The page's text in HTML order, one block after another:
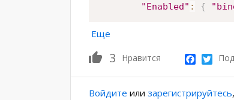
"Enabled" : {
Еще
3 Нравится
Войдите или зарегистрируйтесь